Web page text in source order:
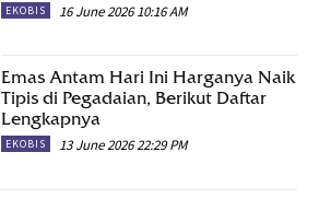
EKOBIS 16 June 2026 10:16 AM
Emas Antam Hari Ini Harganya Naik
Tipis di Pegadaian, Berikut Daftar
Lengkapnya
EKOBIS 13 June 2026 22:29 PM